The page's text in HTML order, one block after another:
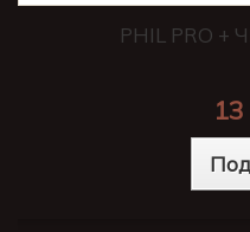
PHIL PRO